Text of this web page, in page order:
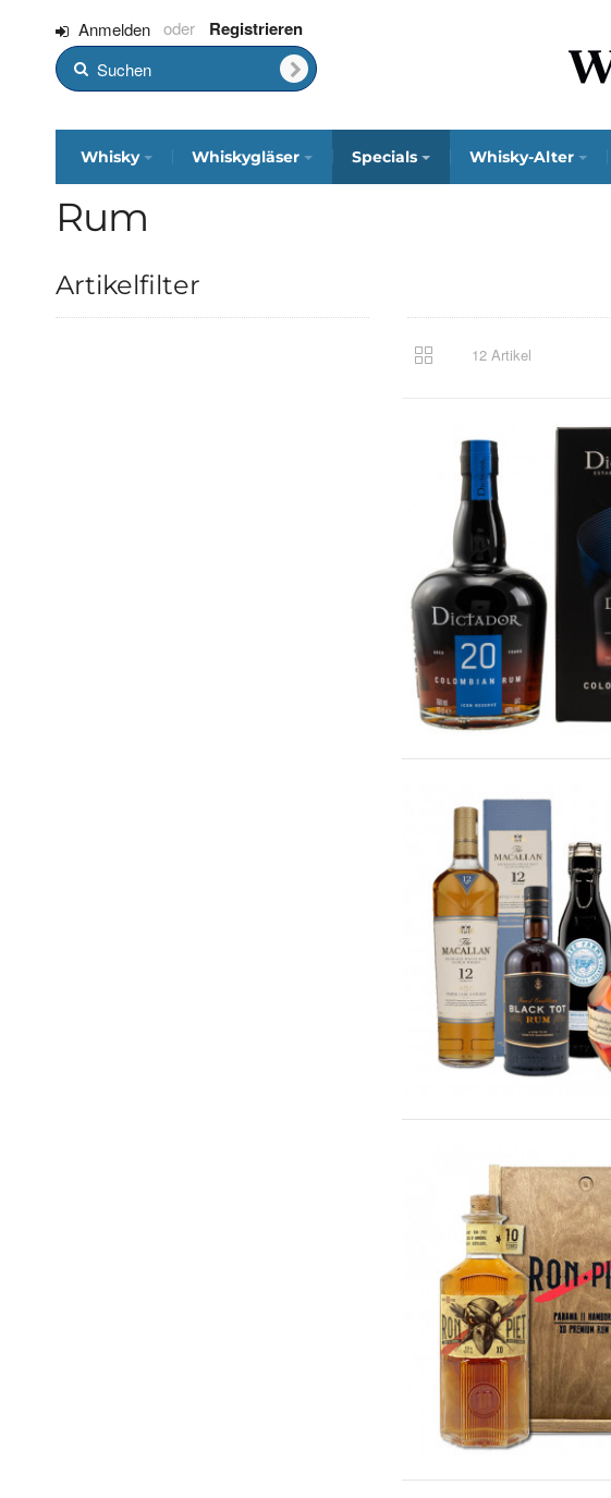
Anmelden Registrieren
Whisky Whiskygläser Specials Whisky-Alter
Rum
12 Artikel
Artikelfilter